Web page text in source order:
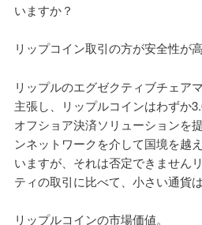
いますか？
リップコイン取引の方が安全性が
リップルのエグゼクティブチェア
主張し、リップルコインはわずか
オフショア決済ソリューションを
ンネットワークを介して国境を越
いますが、それは否定できません
ティの取引に比べて、小さい通貨
リップルコインの市場価値。